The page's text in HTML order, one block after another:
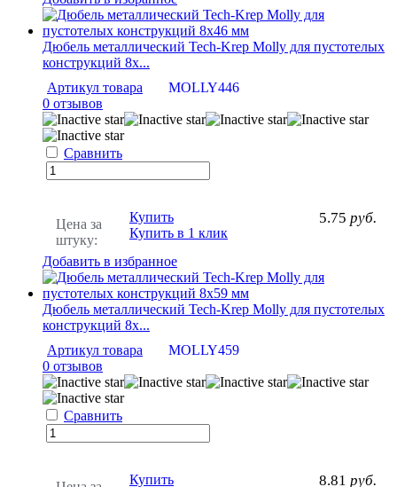
Дюбель металлический Tech-Krep Molly для пустотелых
конструкций 8х...
Артикул товара
MOLLY446
0 отзывов
Сравнить
Цена за
штуку:
5.75 руб.
Купить
Купить в 1 клик
Добавить в избранное
Дюбель металлический Tech-Krep Molly для пустотелых
конструкций 8х...
Артикул товара
MOLLY459
0 отзывов
Сравнить
8.81 руб.
Купить